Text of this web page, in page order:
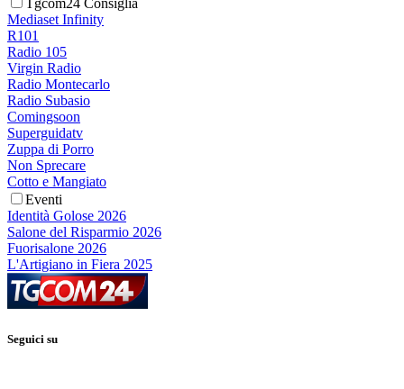
Tgcom24 Consiglia
Mediaset Infinity
R101
Radio 105
Virgin Radio
Radio Montecarlo
Radio Subasio
Comingsoon
Superguidatv
Zuppa di Porro
Non Sprecare
Cotto e Mangiato
Eventi
Identità Golose 2026
Salone del Risparmio 2026
Fuorisalone 2026
L'Artigiano in Fiera 2025
Seguici su